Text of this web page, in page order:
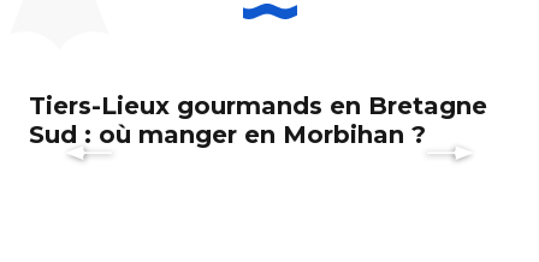
Tiers-Lieux gourmands en Bretagne
Sud : où manger en Morbihan ?